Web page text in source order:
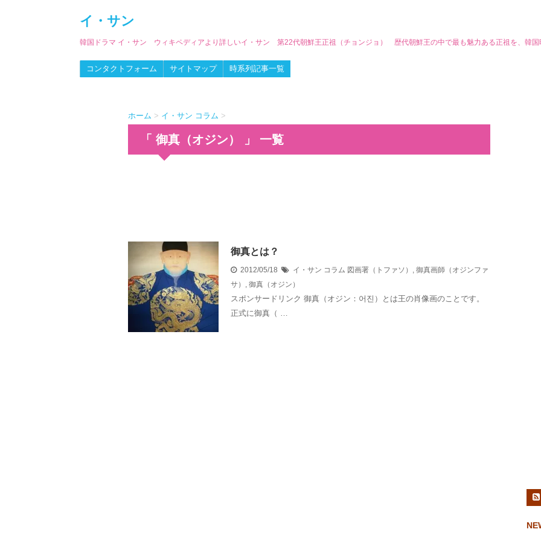
イ・サン
韓国ドラマ イ・サン ウィキペディアより詳しいイ・サン 第22代朝鮮王正祖（チョンジョ） 歴代朝鮮王の中で最も魅力ある正祖を、韓国
コンタクトフォーム サイトマップ 時系列記事一覧
ホーム > イ・サン コラム >
「 御真（オジン） 」 一覧
御真とは？
2012/05/18 イ・サン コラム 図画署（トファソ） , 御真画師（オジンファ
サ） , 御真（オジン）
スポンサードリンク 御真（オジン：어진）とは王の肖像画のことです。
正式に御真（ …